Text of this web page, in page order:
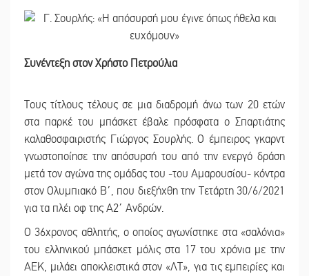
Συνέντεξη στον Χρήστο Πετρούλια
Τους τίτλους τέλους σε μια διαδρομή άνω των 20 ετών
στα παρκέ του μπάσκετ έβαλε πρόσφατα ο Σπαρτιάτης
καλαθοσφαιριστής Γιώργος Σουρλής. Ο έμπειρος γκαρντ
γνωστοποίησε την απόσυρσή του από την ενεργό δράση
μετά τον αγώνα της ομάδας του -του Αμαρουσίου- κόντρα
στον Ολυμπιακό Β΄, που διεξήχθη την Τετάρτη 30/6/2021
για τα πλέι οφ της Α2΄ Ανδρών.
Ο 36χρονος αθλητής, ο οποίος αγωνίστηκε στα «σαλόνια»
του ελληνικού μπάσκετ μόλις στα 17 του χρόνια με την
ΑΕΚ, μιλάει αποκλειστικά στον «ΛΤ», για τις εμπειρίες και